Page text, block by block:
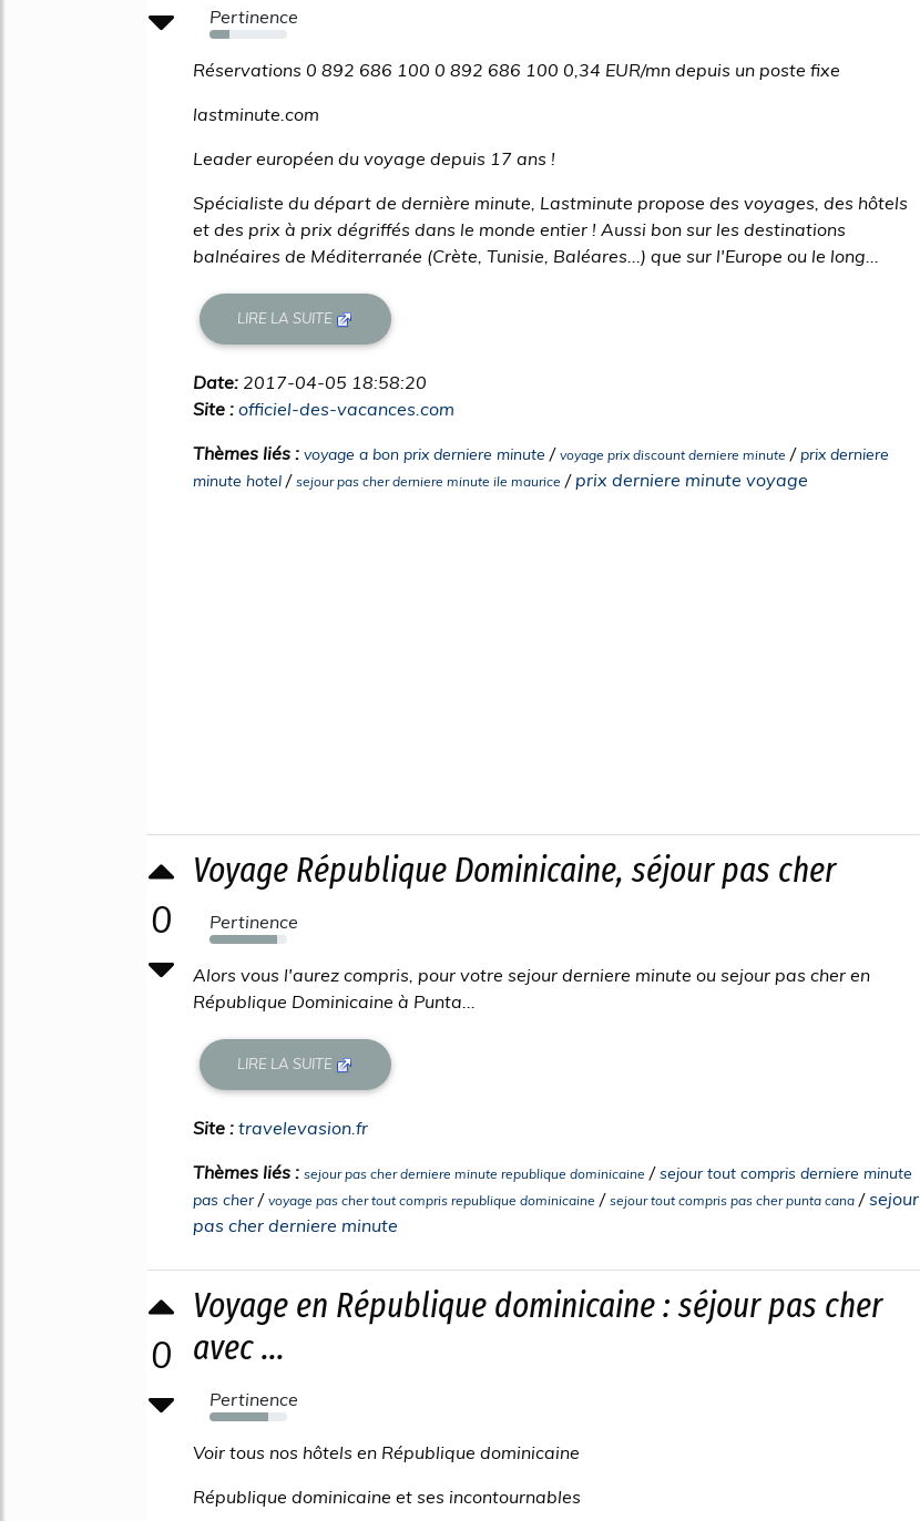
Pertinence
25%
Réservations 0 892 686 100 0 892 686 100 0,34 EUR/mn depuis un poste fixe
lastminute.com
Leader européen du voyage depuis 17 ans !
Spécialiste du départ de dernière minute, Lastminute propose des voyages, des hôtels
et des prix à prix dégriffés dans le monde entier ! Aussi bon sur les destinations
balnéaires de Méditerranée (Crète, Tunisie, Baléares...) que sur l'Europe ou le long...
LIRE LA SUITE
Date: 2017-04-05 18:58:20
Site : officiel-des-vacances.com
Thèmes liés : voyage a bon prix derniere minute / voyage prix discount derniere minute /prix derniere
minute hotel / sejour pas cher derniere minute ile maurice / prix derniere minute voyage
0
Voyage République Dominicaine, séjour pas cher
Pertinence
87%
Alors vous l'aurez compris, pour votre sejour derniere minute ou sejour pas cher en
République Dominicaine à Punta...
LIRE LA SUITE
Site : travelevasion.fr
Thèmes liés : sejour pas cher derniere minute republique dominicaine /sejour tout compris derniere minute
pas cher/ voyage pas cher tout compris republique dominicaine / sejour tout compris pas cher punta cana /sejour
pas cher derniere minute
0
Voyage en République dominicaine : séjour pas cher
avec ...
Pertinence
75%
Voir tous nos hôtels en République dominicaine
République dominicaine et ses incontournables